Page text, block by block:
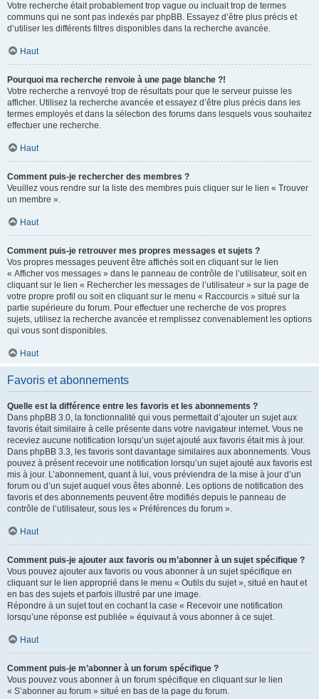
Votre recherche était probablement trop vague ou incluait trop de termes
communs qui ne sont pas indexés par phpBB. Essayez d’être plus précis et
d’utiliser les différents filtres disponibles dans la recherche avancée.
Haut
Pourquoi ma recherche renvoie à une page blanche ?!
Votre recherche a renvoyé trop de résultats pour que le serveur puisse les
afficher. Utilisez la recherche avancée et essayez d’être plus précis dans les
termes employés et dans la sélection des forums dans lesquels vous souhaitez
effectuer une recherche.
Haut
Comment puis-je rechercher des membres ?
Veuillez vous rendre sur la liste des membres puis cliquer sur le lien « Trouver
un membre ».
Haut
Comment puis-je retrouver mes propres messages et sujets ?
Vos propres messages peuvent être affichés soit en cliquant sur le lien
« Afficher vos messages » dans le panneau de contrôle de l’utilisateur, soit en
cliquant sur le lien « Rechercher les messages de l’utilisateur » sur la page de
votre propre profil ou soit en cliquant sur le menu « Raccourcis » situé sur la
partie supérieure du forum. Pour effectuer une recherche de vos propres
sujets, utilisez la recherche avancée et remplissez convenablement les options
qui vous sont disponibles.
Haut
Favoris et abonnements
Quelle est la différence entre les favoris et les abonnements ?
Dans phpBB 3.0, la fonctionnalité qui vous permettait d’ajouter un sujet aux
favoris était similaire à celle présente dans votre navigateur internet. Vous ne
receviez aucune notification lorsqu’un sujet ajouté aux favoris était mis à jour.
Dans phpBB 3.3, les favoris sont davantage similaires aux abonnements. Vous
pouvez à présent recevoir une notification lorsqu’un sujet ajouté aux favoris est
mis à jour. L’abonnement, quant à lui, vous préviendra de la mise à jour d’un
forum ou d’un sujet auquel vous êtes abonné. Les options de notification des
favoris et des abonnements peuvent être modifiés depuis le panneau de
contrôle de l’utilisateur, sous les « Préférences du forum ».
Haut
Comment puis-je ajouter aux favoris ou m’abonner à un sujet spécifique ?
Vous pouvez ajouter aux favoris ou vous abonner à un sujet spécifique en
cliquant sur le lien approprié dans le menu « Outils du sujet », situé en haut et
en bas des sujets et parfois illustré par une image.
Répondre à un sujet tout en cochant la case « Recevoir une notification
lorsqu’une réponse est publiée » équivaut à vous abonner à ce sujet.
Haut
Comment puis-je m’abonner à un forum spécifique ?
Vous pouvez vous abonner à un forum spécifique en cliquant sur le lien
« S’abonner au forum » situé en bas de la page du forum.